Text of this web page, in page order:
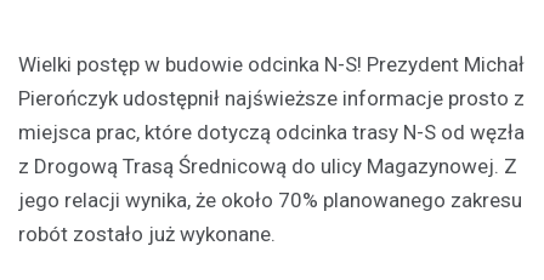
Wielki postęp w budowie odcinka N-S! Prezydent Michał
Pierończyk udostępnił najświeższe informacje prosto z
miejsca prac, które dotyczą odcinka trasy N-S od węzła
z Drogową Trasą Średnicową do ulicy Magazynowej. Z
jego relacji wynika, że około 70% planowanego zakresu
robót zostało już wykonane.